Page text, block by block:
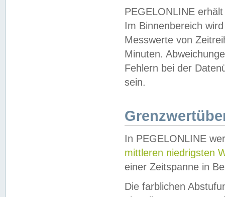
PEGELONLINE
Im Binnenbereich
Messwerte von
Minuten.
Fehlern bei der
sein.
In PEGELONLINE
mittleren niedrigsten
einer Zeitspanne in
Die farblichen